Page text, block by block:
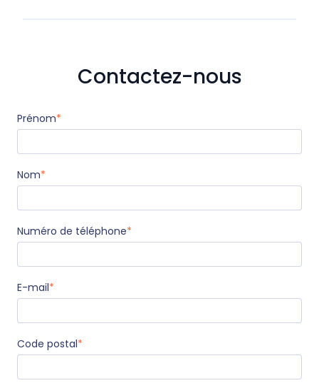
Contactez-nous
Prénom*
Nom*
Numéro de téléphone*
E-mail*
Code postal*